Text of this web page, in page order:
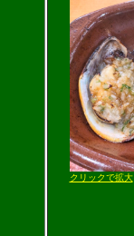
クリックで拡大